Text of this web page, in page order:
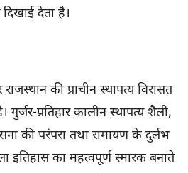
देता है।
की प्राचीन स्थापत्य विरासत
प्रतिहार कालीन स्थापत्य शैली,
की परंपरा तथा रामायण के दुर्लभ
इतिहास का महत्वपूर्ण स्मारक बनाते